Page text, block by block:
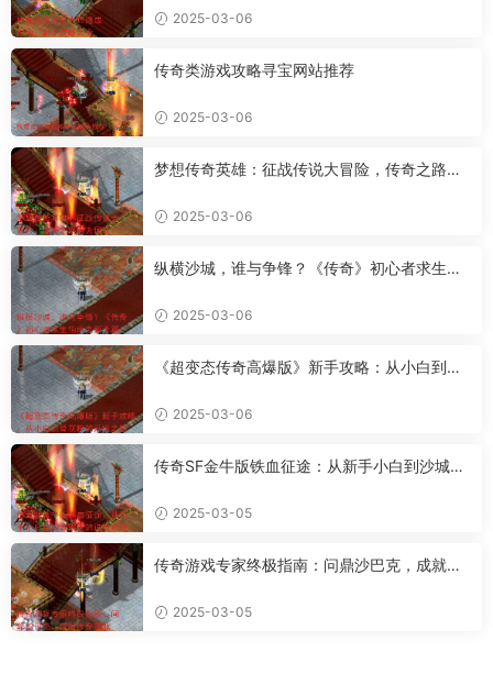
2025-03-06
传奇类游戏攻略寻宝网站推荐
2025-03-06
梦想传奇英雄：征战传说大冒险，传奇之路何
2025-03-06
纵横沙城，谁与争锋？《传奇》初心者求生指
2025-03-06
《超变态传奇高爆版》新手攻略：从小白到骨
2025-03-06
传奇SF金牛版铁血征途：从新手小白到沙城霸
2025-03-05
传奇游戏专家终极指南：问鼎沙巴克，成就传
2025-03-05